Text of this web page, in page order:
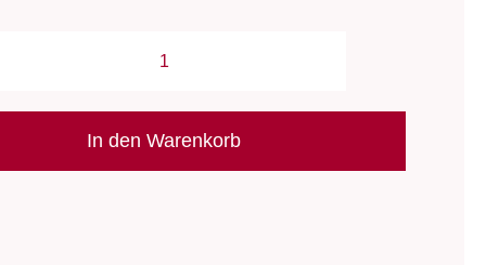
/
In den Warenkorb